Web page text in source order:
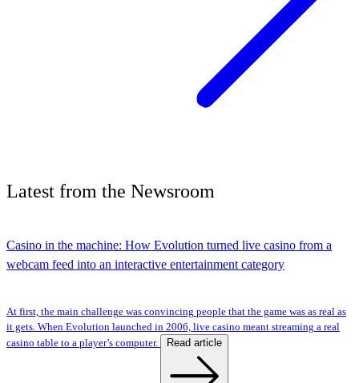
Latest from the Newsroom
Casino in the machine: How Evolution turned live casino from a
webcam feed into an interactive entertainment category
At first, the main challenge was convincing people that the game was as real as
it gets. When Evolution launched in 2006, live casino meant streaming a real
casino table to a player’s computer.
Read article